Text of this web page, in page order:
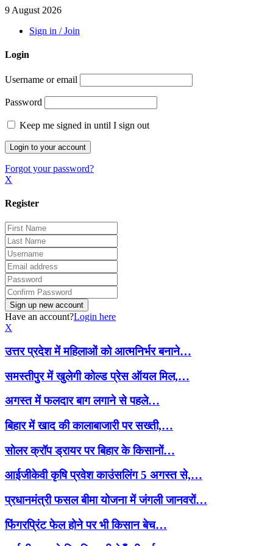
9 August 2026
Sign in / Join
Login
Username or email
Password
Keep me signed in until I sign out
Forgot your password?
X
Register
Have an account?Login here
X
उत्तर प्रदेश में महिलाओं को आत्मनिर्भर बनाने…
समस्तीपुर में खुलेगी कोल्ड प्रेस ऑयल मिल,…
अगस्त में फलदार बाग लगाने से पहले…
बिहार में खाद की कालाबाजारी पर सख्ती,…
सोलर क्रॉप ड्रायर पर बिहार के किसानों…
आईजीकेवी कृषि प्रवेश काउंसलिंग 5 अगस्त से,…
प्रधानमंत्री फसल बीमा योजना में जंगली जानवरों…
फिंगरप्रिंट फेल होने पर भी किसान बेच…